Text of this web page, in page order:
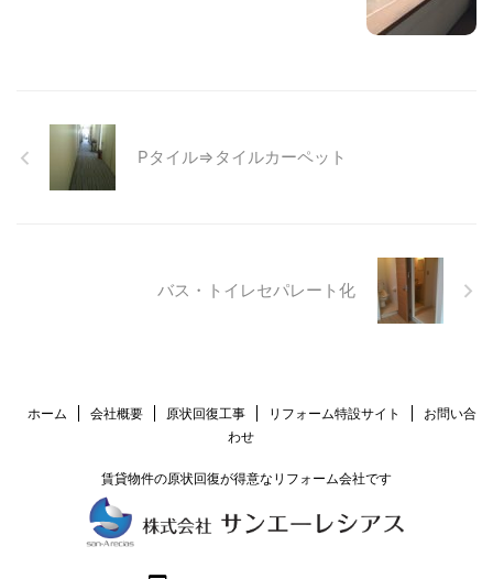
Pタイル⇒タイルカーペット
バス・トイレセパレート化
ホーム 会社概要 原状回復工事 リフォーム特設サイト
お問い合
わせ
賃貸物件の原状回復が得意なリフォーム会社です